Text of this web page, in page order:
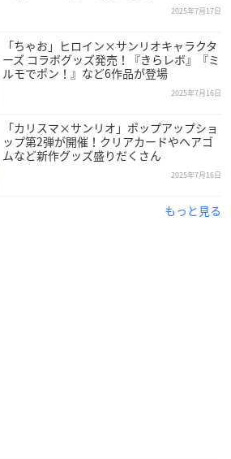
2025年7月17日
「ちゃお」ヒロイン×サンリオキャラクタ
ーズ コラボグッズ発売！『きらレボ』『ミ
ルモでポン！』など6作品が登場
2025年7月16日
「カリスマ×サンリオ」ポップアップショ
ップ第2弾が開催！クリアカードやヘアゴ
ムなど新作グッズ盛りだくさん
2025年7月16日
もっと見る